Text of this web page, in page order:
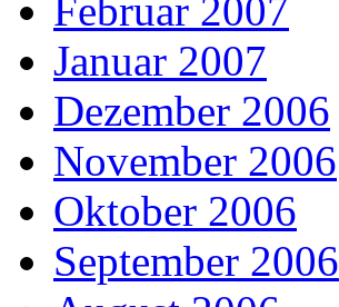
Februar 2007
Januar 2007
Dezember 2006
November 2006
Oktober 2006
September 2006